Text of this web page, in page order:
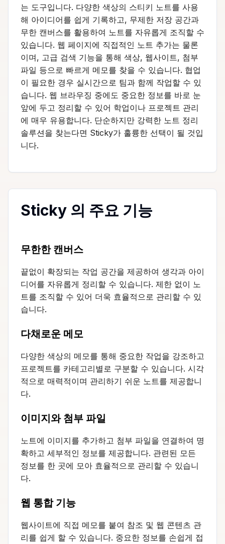
는 도구입니다. 다양한 색상의 스티키 노트를 사용
해 아이디어를 쉽게 기록하고, 무제한 저장 공간과
무한 캔버스를 활용하여 노트를 자유롭게 조직할 수
있습니다. 웹 페이지에 직접적인 노트 추가는 물론
이며, 고급 검색 기능을 통해 색상, 웹사이트, 첨부
파일 등으로 빠르게 메모를 찾을 수 있습니다. 협업
이 필요한 경우 실시간으로 팀과 함께 작업할 수 있
습니다. 웹 브라우징 중에도 중요한 정보를 바로 눈
앞에 두고 정리할 수 있어 학업이나 프로젝트 관리
에 매우 유용합니다. 단순하지만 강력한 노트 정리
솔루션을 찾는다면 Sticky가 훌륭한 선택이 될 것입
니다.
Sticky 의 주요 기능
무한한 캔버스
끝없이 확장되는 작업 공간을 제공하여 생각과 아이
디어를 자유롭게 정리할 수 있습니다. 제한 없이 노
트를 조직할 수 있어 더욱 효율적으로 관리할 수 있
습니다.
다채로운 메모
다양한 색상의 메모를 통해 중요한 작업을 강조하고
프로젝트를 카테고리별로 구분할 수 있습니다. 시각
적으로 매력적이며 관리하기 쉬운 노트를 제공합니
다.
이미지와 첨부 파일
노트에 이미지를 추가하고 첨부 파일을 연결하여 명
확하고 세부적인 정보를 제공합니다. 관련된 모든
정보를 한 곳에 모아 효율적으로 관리할 수 있습니
다.
웹 통합 기능
웹사이트에 직접 메모를 붙여 참조 및 웹 콘텐츠 관
리를 쉽게 할 수 있습니다. 중요한 정보를 손쉽게 접